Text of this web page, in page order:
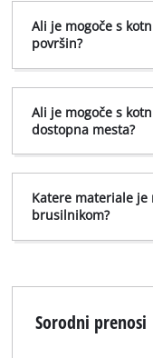
Ali je mogoče s
površin?
Ali je mogoče s
dostopna mesta?
Katere materiale je
brusilnikom?
Sorodni prenosi